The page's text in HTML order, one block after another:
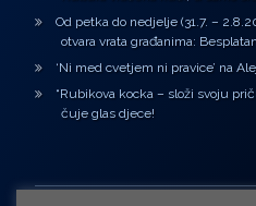
Od petka do nedjelje (31.7. –
otvara vrata građanima:
‘Ni med cvetjem ni pravice’ na
“Rubikova kocka – složi svoju
čuje glas djece!